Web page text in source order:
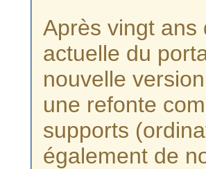
Après vingt ans
actuelle du
nouvelle
une refonte
supports
également de